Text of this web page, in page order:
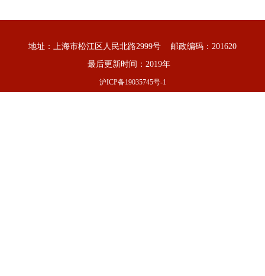
地址：上海市松江区人民北路2999号 邮政编码：201620
最后更新时间：2019年
沪ICP备19035745号-1